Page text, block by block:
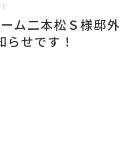
ム二本松Ｓ様邸外
せです！